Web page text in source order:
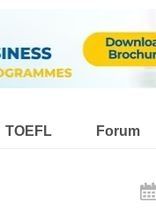
TOEFL Forum